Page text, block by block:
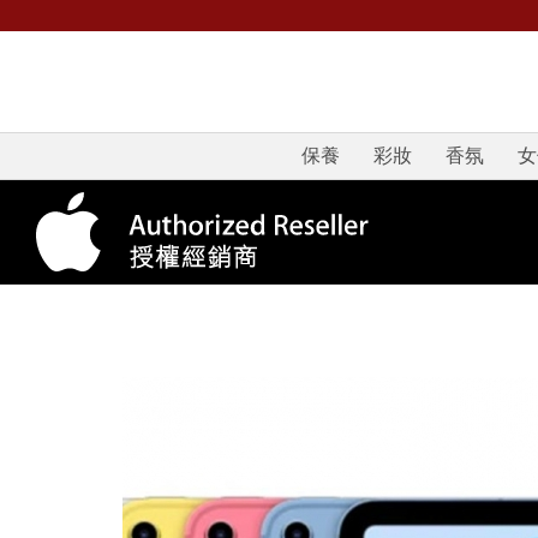
保養 彩妝 香氛